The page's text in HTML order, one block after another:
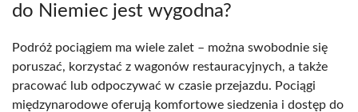
do Niemiec jest wygodna?
Podróż pociągiem ma wiele zalet – można swobodnie się
poruszać, korzystać z wagonów restauracyjnych, a także
pracować lub odpoczywać w czasie przejazdu. Pociągi
międzynarodowe oferują komfortowe siedzenia i dostęp do